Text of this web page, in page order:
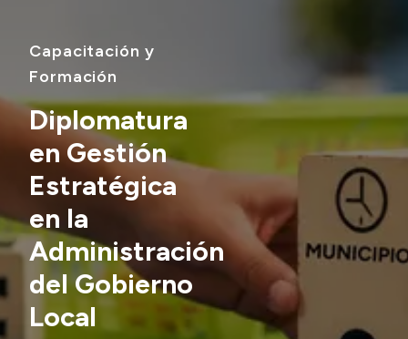
Acerca de Río Negro
Historia
Geografía
Invertí en Río Negro
Transparencia
Presupuesto
Boletín Oficial
Capacitación y
Formación
Diplomatura
en Gestión
Estratégica
en la
Administración
del Gobierno
Local